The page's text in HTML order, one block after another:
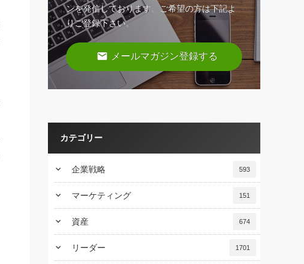
ンを発信しております。ご希望の方は下記よ
りご登録下さい。
email メールマガジン登録する
カテゴリー
keyboard_arrow_down 企業戦略 593
keyboard_arrow_down マーケティング 151
keyboard_arrow_down 資産 674
keyboard_arrow_down リーダー 1701